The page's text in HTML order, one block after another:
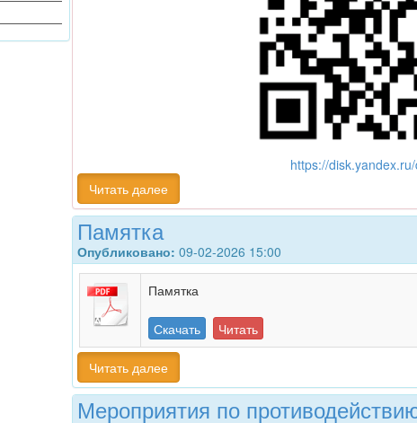
https://
Читать далее
Памятка
Опубликовано: 09-02-2026 15:00
Памятка
Скачать Читать
Читать далее
Мероприятия по